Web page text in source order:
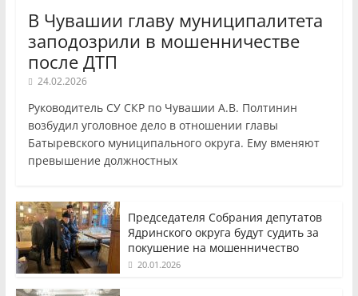
В Чувашии главу муниципалитета
заподозрили в мошенничестве
после ДТП
24.02.2026
Руководитель СУ СКР по Чувашии А.В. Полтинин
возбудил уголовное дело в отношении главы
Батыревского муниципального округа. Ему вменяют
превышение должностных
Председателя Собрания депутатов
Ядринского округа будут судить за
покушение на мошенничество
20.01.2026